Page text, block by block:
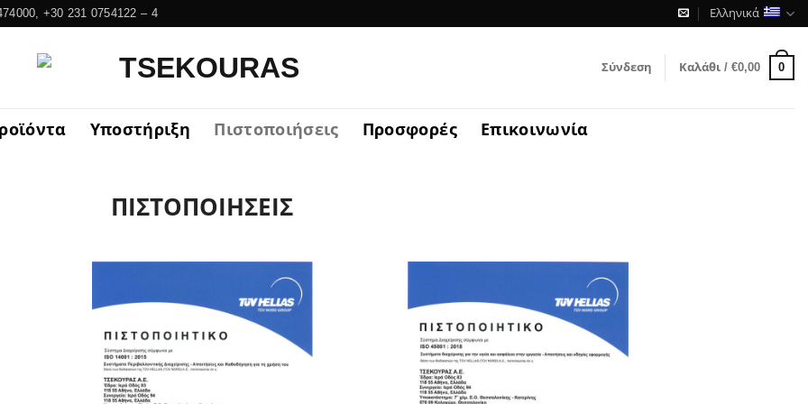
+30 231 0754122 – 4 Ελληνικά
Σύνδεση Καλάθι / €0,00 0
Υποστήριξη Πιστοποιήσεις Προσφορές Επικοινωνία
ΠΙΣΤΟΠΟΙΗΣΕΙΣ